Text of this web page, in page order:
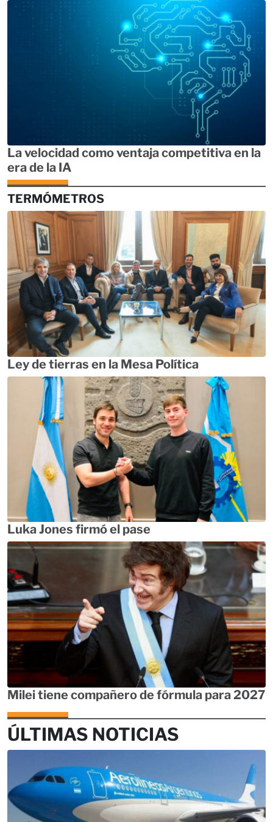
La velocidad como ventaja competitiva en la
era de la IA
TERMÓMETROS
Ley de tierras en la Mesa Política
Luka Jones firmó el pase
Milei tiene compañero de fórmula para 2027
ÚLTIMAS NOTICIAS